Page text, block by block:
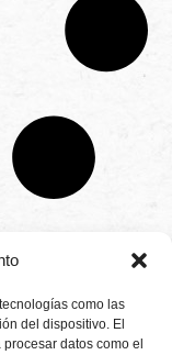
como las
del dispositivo. El
datos como el
Aviso legal